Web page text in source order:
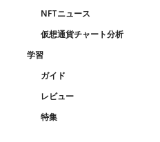
NFTニュース
仮想通貨チャート分析
学習
ガイド
レビュー
特集